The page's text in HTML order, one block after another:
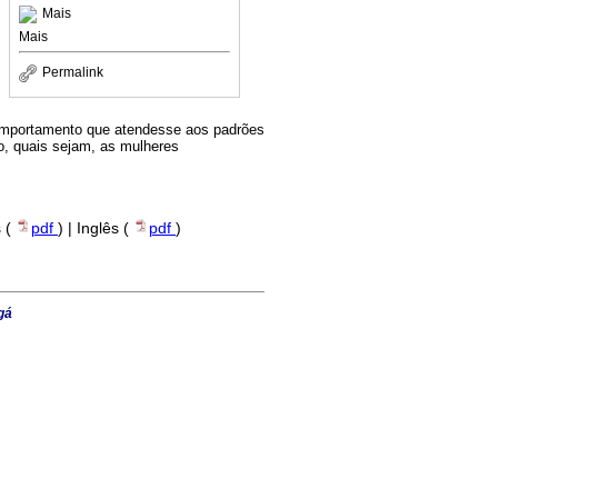
Mais
Mais
Permalink
que atendesse aos padrões
quais sejam, as mulheres
( pdf ) | Inglês ( pdf )